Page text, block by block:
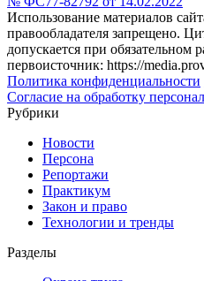
Использование материалов
правообладателя запрещено.
допускается при обязательном
первоисточник: https://
Политика конфиденциальности
Согласие на обработку
Рубрики
Новости
Персона
Репортажи
Практикум
Закон и право
Технологии и тренды
Разделы